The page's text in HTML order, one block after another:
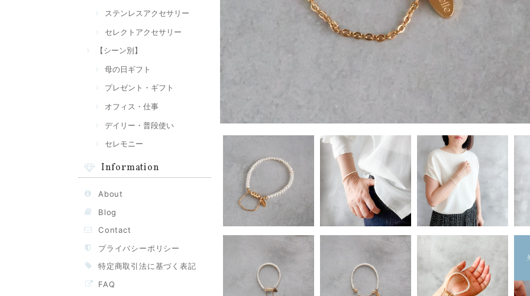
ステンレスアクセサリー
セレクトアクセサリー
【シーン別】
母の日ギフト
プレゼント・ギフト
オフィス・仕事
デイリー・普段使い
セレモニー
Information
About
Blog
Contact
プライバシーポリシー
特定商取引法に基づく表記
FAQ